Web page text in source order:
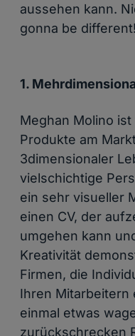
aussehen kann.
gonna be different!
1.
Meghan Molino
Produkte am
3dimensionaler
vielschichtige
ein sehr visueller
einen CV, der
umgehen kann
Kreativität
Firmen, die
Ihren Mitarbeitern
einmal etwas
zurückschrecken